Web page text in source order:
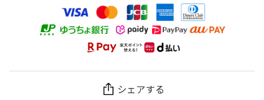
シェアする